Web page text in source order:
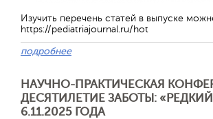
Изучить перечень статей в выпуске
https://pediatriajournal.ru/hot
подробнее
НАУЧНО-ПРАКТИЧЕСКАЯ
ДЕСЯТИЛЕТИЕ ЗАБОТЫ:
6.11.2025 ГОДА